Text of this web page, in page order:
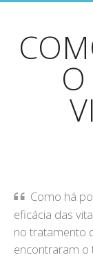
Como há
eficácia das
no tratamento
encontraram o